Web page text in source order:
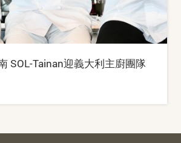
SOL-Tainan迎義大利主廚團隊